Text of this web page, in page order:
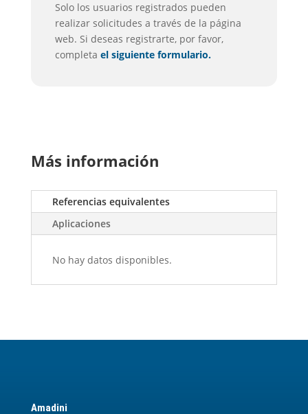
Solo los usuarios registrados pueden
realizar solicitudes a través de la página
web. Si deseas registrarte, por favor,
completa el siguiente formulario.
Más información
Referencias equivalentes
Aplicaciones
No hay datos disponibles.
Amadini